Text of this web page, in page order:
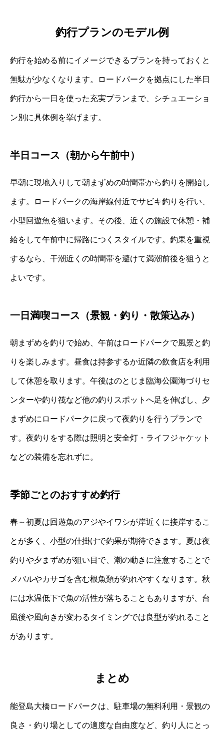
釣行プランのモデル例
釣行を始める前にイメージできるプランを持っておくと
無駄が少なくなります。ロードパークを拠点にした半日
釣行から一日を使った充実プランまで、シチュエーショ
ン別に具体例を挙げます。
半日コース（朝から午前中）
早朝に現地入りして朝まずめの時間帯から釣りを開始し
ます。ロードパークの海岸線付近でサビキ釣りを行い、
小型回遊魚を狙います。その後、近くの施設で休憩・補
給をして午前中に帰路につくスタイルです。釣果を重視
するなら、干潮近くの時間帯を避けて満潮前後を狙うと
よいです。
一日満喫コース（景観・釣り・散策込み）
朝まずめを釣りで始め、午前はロードパークで風景と釣
りを楽しみます。昼食は持参するか近隣の飲食店を利用
して休憩を取ります。午後はのとじま臨海公園海づりセ
ンターや釣り筏など他の釣りスポットへ足を伸ばし、夕
まずめにロードパークに戻って夜釣りを行うプランで
す。夜釣りをする際は照明と安全灯・ライフジャケット
などの装備を忘れずに。
季節ごとのおすすめ釣行
春～初夏は回遊魚のアジやイワシが岸近くに接岸するこ
とが多く、小型の仕掛けで釣果が期待できます。夏は夜
釣りや夕まずめが狙い目で、潮の動きに注意することで
メバルやカサゴを含む根魚類が釣れやすくなります。秋
には水温低下で魚の活性が落ちることもありますが、台
風後や風向きが変わるタイミングでは良型が釣れること
があります。
まとめ
能登島大橋ロードパークは、駐車場の無料利用・景観の
良さ・釣り場としての適度な自由度など、釣り人にとっ